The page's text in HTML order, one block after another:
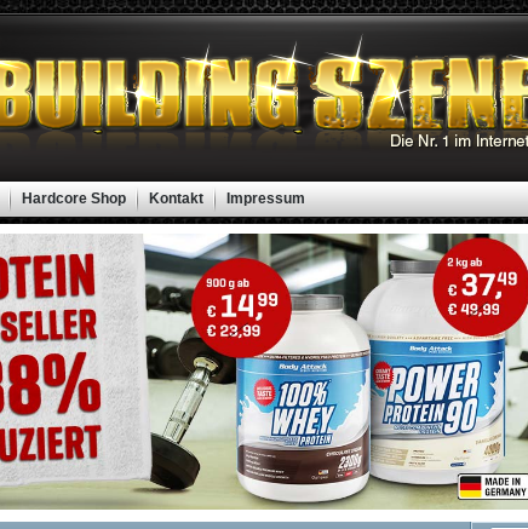
Hardcore Shop Kontakt Impressum